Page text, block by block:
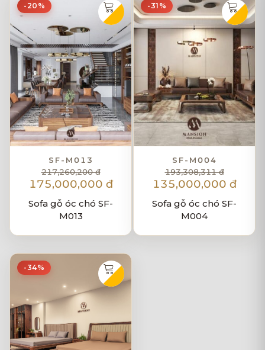
-20%
SF-M013
217,260,200 đ
175,000,000 đ
Sofa gỗ óc chó SF-
M013
-31%
SF-M004
193,308,311 đ
135,000,000 đ
Sofa gỗ óc chó SF-
M004
-34%